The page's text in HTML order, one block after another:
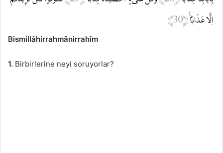
Bismillâhirrahmânirrahîm
1. Birbirlerine neyi soruyorlar?